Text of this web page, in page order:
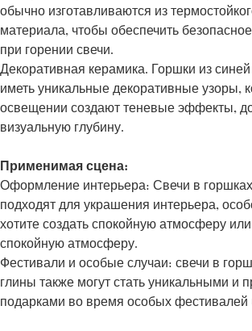
обычно изготавливаются из
материала, чтобы обеспечить
при горении свечи.
Декоративная керамика. Горшки из
иметь уникальные декоративные узоры,
освещении создают теневые эффекты,
визуальную глубину.
Применимая сцена:
Оформление интерьера: Свечи в
подходят для украшения интерьера,
хотите создать спокойную атмосферу
спокойную атмосферу.
Фестивали и особые случаи: свечи в
глины также могут стать уникальными и
подарками во время особых фестивалей